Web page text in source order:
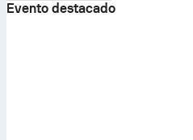
Evento destacado